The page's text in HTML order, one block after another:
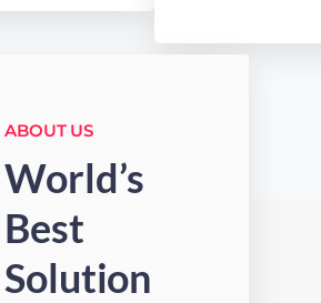
ABOUT US
World’s
Best
Solution